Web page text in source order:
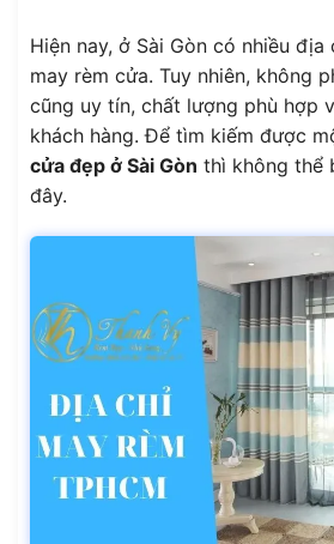
Hiện nay, ở Sài Gòn có nhiều
may rèm cửa. Tuy nhiên, không
cũng uy tín, chất lượng phù hợp
khách hàng. Để tìm kiếm được
cửa đẹp ở Sài Gòn thì không thể
đây.